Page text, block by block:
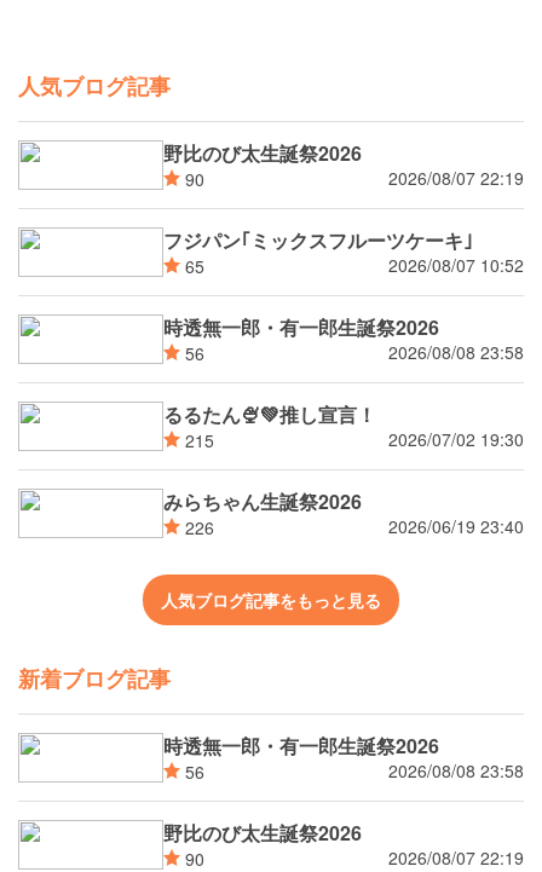
人気ブログ記事
野比のび太生誕祭2026
90 2026/08/07 22:19
フジパン｢ミックスフルーツケーキ｣
65 2026/08/07 10:52
時透無一郎・有一郎生誕祭2026
56 2026/08/08 23:58
るるたん🍨‪💚推し宣言！
215 2026/07/02 19:30
みらちゃん生誕祭2026
226 2026/06/19 23:40
人気ブログ記事をもっと見る
新着ブログ記事
時透無一郎・有一郎生誕祭2026
56 2026/08/08 23:58
野比のび太生誕祭2026
90 2026/08/07 22:19